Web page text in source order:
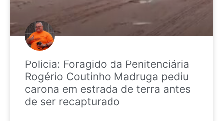
Policia: Foragido da Penitenciária
Rogério Coutinho Madruga pediu
carona em estrada de terra antes
de ser recapturado